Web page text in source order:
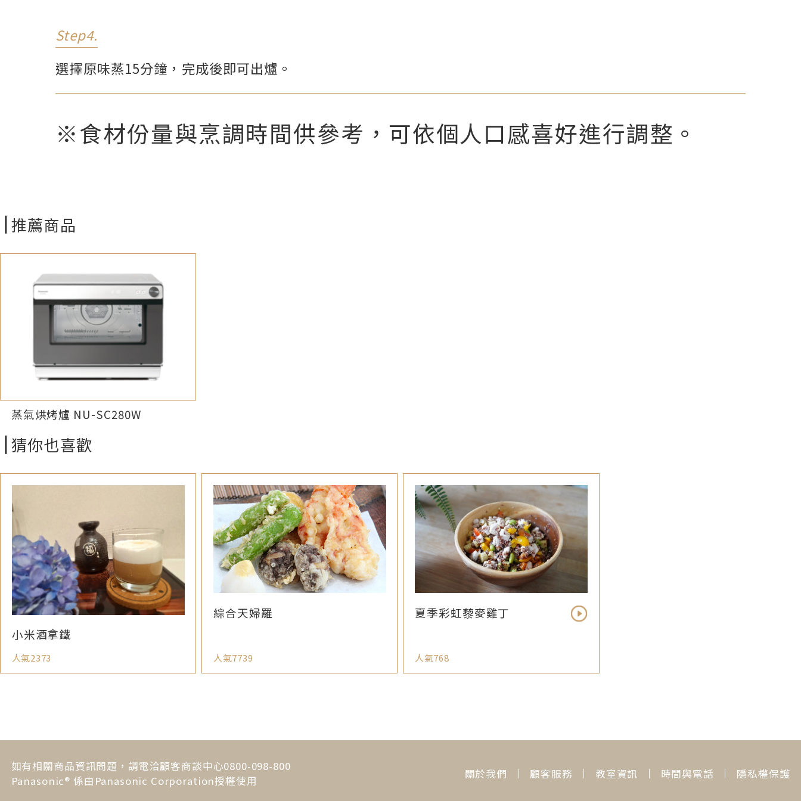
Step4.
選擇原味蒸15分鐘，完成後即可出爐。
※食材份量與烹調時間供參考，可依個人口感喜好進行調整。
推薦商品
蒸氣烘烤爐 NU-SC280W
猜你也喜歡
小米酒拿鐵
人氣2373
綜合天婦羅
人氣7739
夏季彩虹藜麥雞丁
人氣768
如有相關商品資訊問題，請電洽顧客商談中心0800-098-800
Panasonic® 係由Panasonic Corporation授權使用
關於我們 顧客服務 教室資訊 時間與電話 隱私權保護